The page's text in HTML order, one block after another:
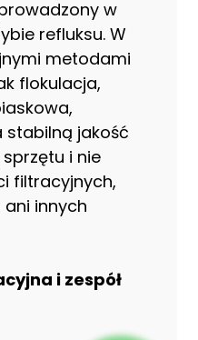
w
refluksu. W
metodami
flokulacja,
jakość
i nie
filtracyjnych,
innych
i zespół